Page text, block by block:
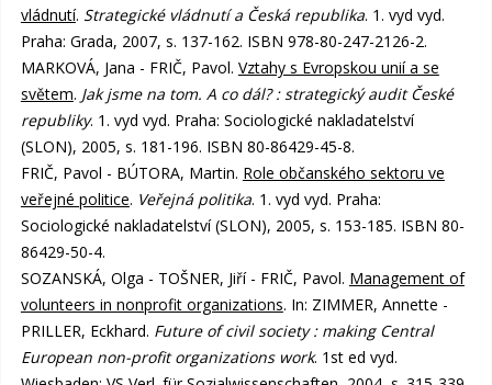
vládnutí. Strategické vládnutí a Česká republika. 1. vyd vyd.
Praha: Grada, 2007, s. 137-162. ISBN 978-80-247-2126-2.
MARKOVÁ, Jana - FRIČ, Pavol. Vztahy s Evropskou unií a se
světem. Jak jsme na tom. A co dál? : strategický audit České
republiky. 1. vyd vyd. Praha: Sociologické nakladatelství
(SLON), 2005, s. 181-196. ISBN 80-86429-45-8.
FRIČ, Pavol - BÚTORA, Martin. Role občanského sektoru ve
veřejné politice. Veřejná politika. 1. vyd vyd. Praha:
Sociologické nakladatelství (SLON), 2005, s. 153-185. ISBN 80-
86429-50-4.
SOZANSKÁ, Olga - TOŠNER, Jiří - FRIČ, Pavol. Management of
volunteers in nonprofit organizations. In: ZIMMER, Annette -
PRILLER, Eckhard. Future of civil society : making Central
European non-profit organizations work. 1st ed vyd.